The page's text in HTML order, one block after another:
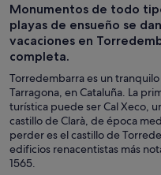
Monumentos de todo
playas de ensueño se
vacaciones en
completa.
Torredembarra es un
Tarragona, en Cataluña. La
turística puede ser Cal Xeco,
castillo de Clarà, de época
perder es el castillo de
edificios renacentistas más
1565.